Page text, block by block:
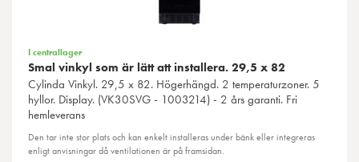
I centrallager
Smal vinkyl som är lätt att installera. 29,5 x 82
Cylinda Vinkyl. 29,5 x 82. Högerhängd. 2 temperaturzoner. 5
hyllor. Display. (VK30SVG - 1003214) - 2 års garanti. Fri
hemleverans
Den tar inte stor plats och kan enkelt installeras under bänk eller integreras
enligt anvisningar då ventilationen är på framsidan.